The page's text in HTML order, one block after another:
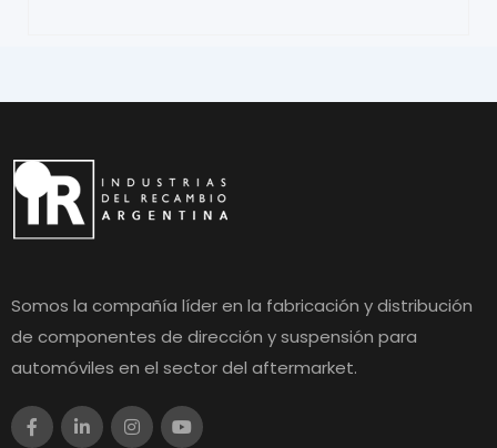
Somos la compañía líder en la fabricación y distribución
de componentes de dirección y suspensión para
automóviles en el sector del aftermarket.